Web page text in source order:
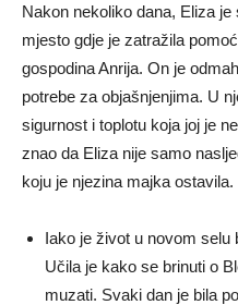
Nakon nekoliko dana, Eliza
mjesto gdje je zatražila
gospodina Anrija. On je
potrebe za objašnjenjima. U
sigurnost i toplotu koja joj je
znao da Eliza nije samo
koju je njezina majka ostavila.
Iako je život u novom selu
Učila je kako se brinuti o
muzati. Svaki dan je bila